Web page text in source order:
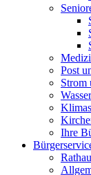
Post
Strom
Ihre